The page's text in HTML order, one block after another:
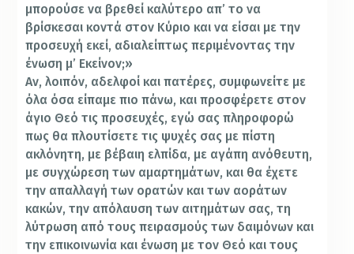
μπορούσε να βρεθεί καλύτερο απ’ το να
βρίσκεσαι κοντά στον Κύριο και να είσαι με την
προσευχή εκεί, αδιαλείπτως περιμένοντας την
ένωση μ’ Εκείνον;»
Αν, λοιπόν, αδελφοί και πατέρες, συμφωνείτε με
όλα όσα είπαμε πιο πάνω, και προσφέρετε στον
άγιο Θεό τις προσευχές, εγώ σας πληροφορώ
πως θα πλουτίσετε τις ψυχές σας με πίστη
ακλόνητη, με βέβαιη ελπίδα, με αγάπη ανόθευτη,
με συγχώρεση των αμαρτημάτων, και θα έχετε
την απαλλαγή των ορατών και των αοράτων
κακών, την απόλαυση των αιτημάτων σας, τη
λύτρωση από τους πειρασμούς των δαιμόνων και
την επικοινωνία και ένωση με τον Θεό και τους